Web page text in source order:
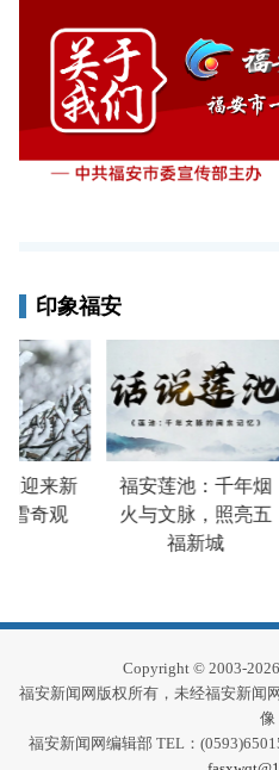
印象福安
迎来新
雪奇观
福安莲池：千年烟
火与文脉，照亮五
福新城
Copyright © 2003-
福安新闻网版权所有，未经福安新闻
像
福安新闻网编辑部 TEL：